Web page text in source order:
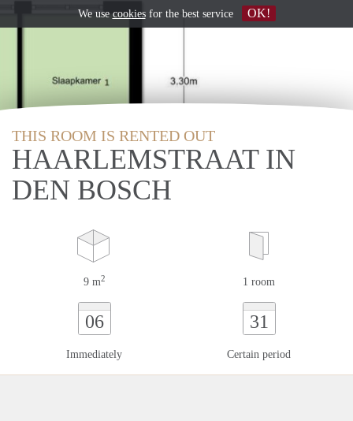
THIS ROOM IS RENTED OUT
HAARLEMSTRAAT IN
DEN BOSCH
9 m2 1 room
06
Immediately
31
Certain period
We use cookiesfor the best service OK!